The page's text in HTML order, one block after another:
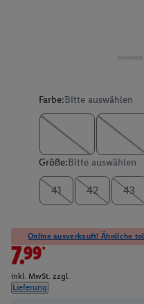
Farbe:Bitte auswählen
Größe:Bitte auswählen
41 42 43
Online ausverkauft! Ähnliche
7.99*
inkl. MwSt. zzgl.
Lieferung